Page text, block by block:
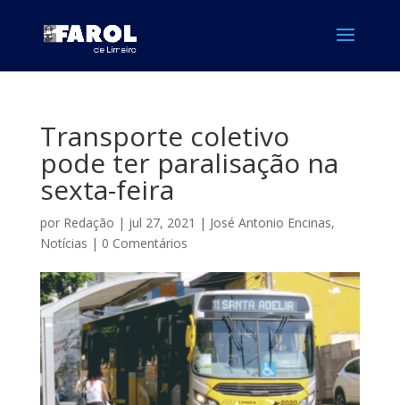
Transporte coletivo
pode ter paralisação na
sexta-feira
por Redação | jul 27, 2021 | José Antonio Encinas,
Notícias | 0 Comentários